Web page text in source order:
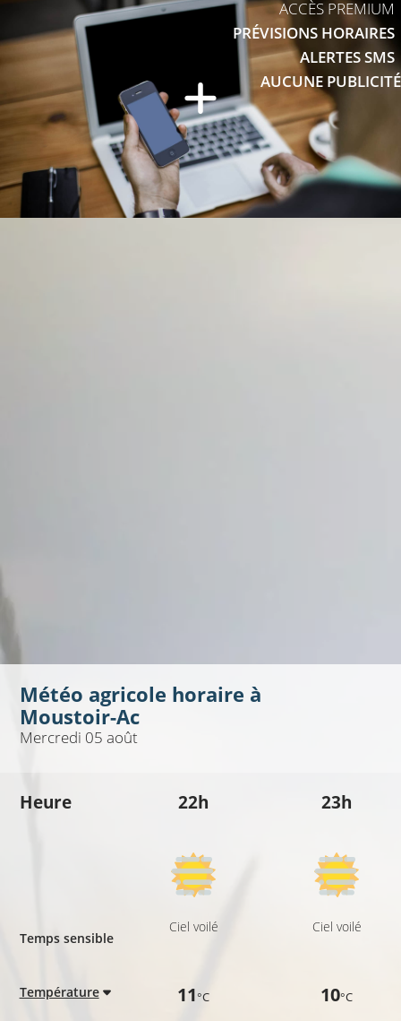
ACCÈS PREMIUM
PRÉVISIONS HORAIRES
ALERTES SMS
AUCUNE PUBLICITÉ
Météo agricole horaire à
Moustoir-Ac
Mercredi 05 août
Heure
Temps sensible
Température
22h
Ciel voilé
11°C
23h
Ciel voilé
10°C